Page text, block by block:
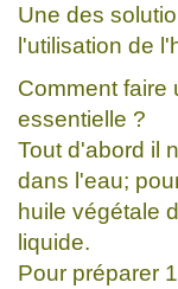
Une des
l'utilisation de
Comment faire
essentielle ?
Tout d'abord il
dans l'eau;
huile végétale
liquide.
Pour préparer